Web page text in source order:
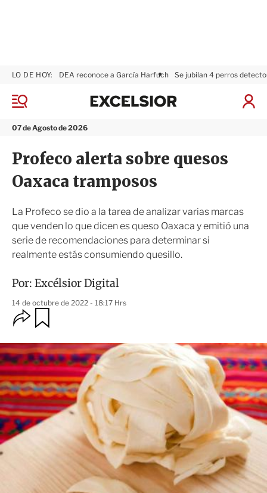
M
n
07 de Agosto de 2026
LO DE HOY: DEA reconoce a García Harfuch Se jubilan 4 perros
I
ó
x
i
Profeco alerta sobre quesos
Oaxaca tramposos
La Profeco se dio a la tarea de analizar varias marcas
que venden lo que dicen es queso Oaxaca y emitió una
serie de recomendaciones para determinar si
realmente estás consumiendo quesillo.
Por: Excélsior Digital
14 de octubre de 2022 - 18:17 Hrs
O
p
i
o
n
e
s
d
e
c
r
d
a
r